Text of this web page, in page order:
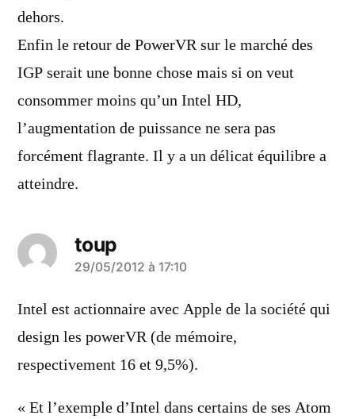
dehors.
Enfin le retour de PowerVR sur le marché des
IGP serait une bonne chose mais si on veut
consommer moins qu’un Intel HD,
l’augmentation de puissance ne sera pas
forcément flagrante. Il y a un délicat équilibre a
atteindre.
toup
a
dit :
29/05/2012 à 17:10
Intel est actionnaire avec Apple de la société qui
design les powerVR (de mémoire,
respectivement 16 et 9,5%).
« Et l’exemple d’Intel dans certains de ses Atom